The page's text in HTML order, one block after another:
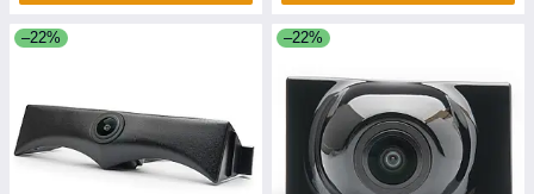
–22% –22%